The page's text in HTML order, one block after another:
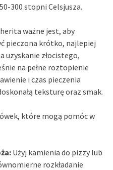
300 stopni Celsjusza.
ważne jest, aby
pieczona krótko, najlepiej
uzyskanie złocistego,
na pełne roztopienie
i czas pieczenia
teksturę oraz smak.
które mogą pomóc w
Użyj kamienia do pizzy lub
rozkładanie